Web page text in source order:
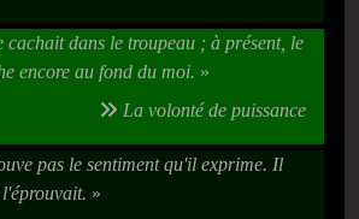
cachait dans le troupeau ; à présent, le
encore au fond du moi. »
La volonté de puissance
pas le sentiment qu'il exprime. Il
»